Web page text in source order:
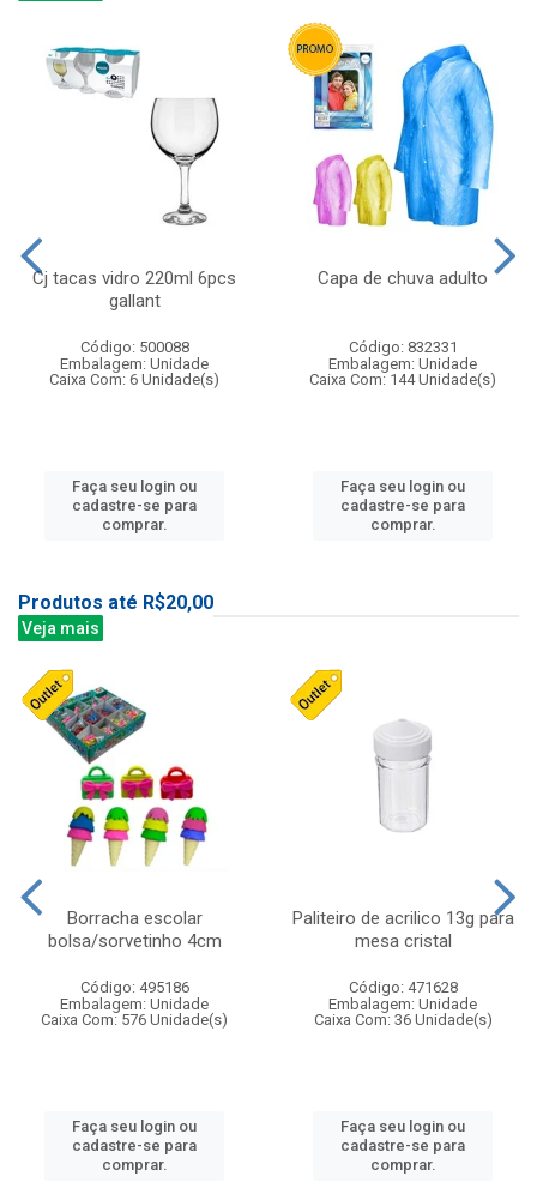
Cj tacas vidro 220ml 6pcs
gallant
Código: 500088
Embalagem: Unidade
Caixa Com: 6 Unidade(s)
Faça seu login ou
cadastre-se para
comprar.
Capa de chuva adulto
Código: 832331
Embalagem: Unidade
Caixa Com: 144 Unidade(s)
Faça seu login ou
cadastre-se para
comprar.
Produtos até R$20,00
Veja mais
Borracha escolar
bolsa/sorvetinho 4cm
Código: 495186
Embalagem: Unidade
Caixa Com: 576 Unidade(s)
Faça seu login ou
cadastre-se para
comprar.
Paliteiro de acrilico 13g para
mesa cristal
Código: 471628
Embalagem: Unidade
Caixa Com: 36 Unidade(s)
Faça seu login ou
cadastre-se para
comprar.